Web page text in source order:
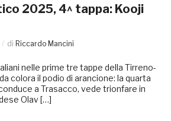
2025, 4^ tappa: Kooji
di Riccardo Mancini
nelle prime tre tappe della Tirreno-
colora il podio di arancione: la quarta
a Trasacco, vede trionfare in
Olav […]